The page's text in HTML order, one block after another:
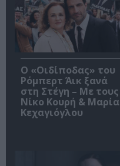
O «Οιδίποδας» του
Ρόμπερτ Άικ ξανά
στη Στέγη – Με τους
Νίκο Κουρή & Μαρία
Κεχαγιόγλου